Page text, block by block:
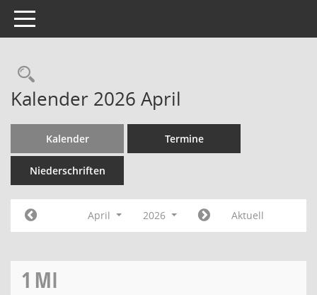
Toggle navigation
Kalender 2026 April
Kalender Termine
Niederschriften
April 2026 Aktuell
1 MI